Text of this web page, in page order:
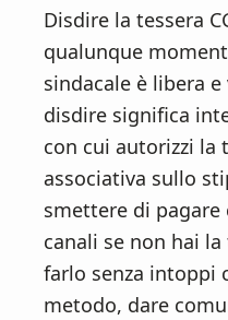
m
a
i
n
c
o
n
t
e
n
p
r
i
m
a
r
y
s
i
d
f
o
o
t
e
r
Disdire la tessera
qualunque
sindacale è libera
disdire significa
con cui autorizzi
associativa sullo
smettere di pagare
canali se non hai
farlo senza intoppi
metodo, dare